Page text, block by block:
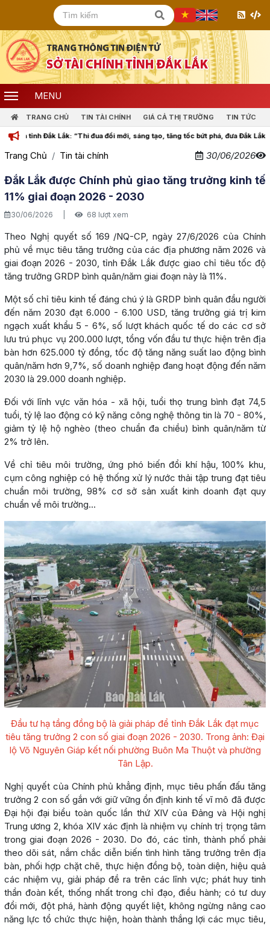
MENU
TRANG CHỦ TIN TÀI CHÍNH GIÁ CẢ THỊ TRƯỜNG TIN TỨC
Đắk Lắk: “Thi đua đổi mới, sáng tạo, tăng tốc bứt phá, đưa Đắk Lắk cùng cả
Trang Chủ Tin tài chính 30/06/2026
Đắk Lắk được Chính phủ giao tăng trưởng kinh tế
11% giai đoạn 2026 - 2030
30/06/2026 68 lượt xem
Theo Nghị quyết số 169 /NQ-CP, ngày 27/6/2026 của Chính
phủ về mục tiêu tăng trưởng của các địa phương năm 2026 và
giai đoạn 2026 - 2030, tỉnh Đắk Lắk được giao chỉ tiêu tốc độ
tăng trưởng GRDP bình quân/năm giai đoạn này là 11%.
Một số chỉ tiêu kinh tế đáng chú ý là GRDP bình quân đầu người
đến năm 2030 đạt 6.000 - 6.100 USD, tăng trưởng giá trị kim
ngạch xuất khẩu 5 - 6%, số lượt khách quốc tế do các cơ sở
lưu trú phục vụ 200.000 lượt, tổng vốn đầu tư thực hiện trên địa
bàn hơn 625.000 tỷ đồng, tốc độ tăng năng suất lao động bình
quân/năm hơn 9,7%, số doanh nghiệp đang hoạt động đến năm
2030 là 29.000 doanh nghiệp.
Đối với lĩnh vực văn hóa - xã hội, tuổi thọ trung bình đạt 74,5
tuổi, tỷ lệ lao động có kỹ năng công nghệ thông tin là 70 - 80%,
giảm tỷ lệ hộ nghèo (theo chuẩn đa chiều) bình quân/năm từ
2% trở lên.
Về chỉ tiêu môi trường, ứng phó biến đổi khí hậu, 100% khu,
cụm công nghiệp có hệ thống xử lý nước thải tập trung đạt tiêu
chuẩn môi trường, 98% cơ sở sản xuất kinh doanh đạt quy
chuẩn về môi trường...
Đầu tư hạ tầng đồng bộ là giải pháp để tỉnh Đắk Lắk đạt mục
tiêu tăng trưởng 2 con số giai đoạn 2026 - 2030. Trong ảnh: Đại
lộ Võ Nguyên Giáp kết nối phường Buôn Ma Thuột và phường
Tân Lập.
Nghị quyết của Chính phủ khẳng định, mục tiêu phấn đấu tăng
trưởng 2 con số gắn với giữ vững ổn định kinh tế vĩ mô đã được
Đại hội đại biểu toàn quốc lần thứ XIV của Đảng và Hội nghị
Trung ương 2, khóa XIV xác định là nhiệm vụ chính trị trọng tâm
trong giai đoạn 2026 - 2030. Do đó, các tỉnh, thành phố phải
theo dõi sát, nắm chắc diễn biến tình hình tăng trưởng trên địa
bàn, phối hợp chặt chẽ, thực hiện đồng bộ, toàn diện, hiệu quả
các nhiệm vụ, giải pháp đề ra trên các lĩnh vực; phát huy tinh
thần đoàn kết, thống nhất trong chỉ đạo, điều hành; có tư duy
đổi mới, đột phá, hành động quyết liệt, không ngừng nâng cao
năng lực tổ chức thực hiện, hoàn thành thắng lợi các mục tiêu,